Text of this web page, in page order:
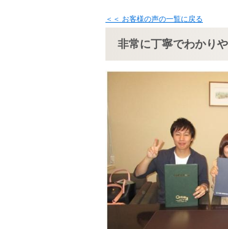
＜＜ お客様の声の一覧に戻る
非常に丁寧でわかりや